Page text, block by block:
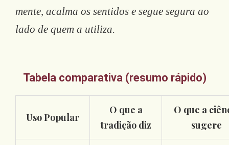
mente, acalma os sentidos e segue segura ao
lado de quem a utiliza.
Tabela comparativa (resumo rápido)
Uso Popular
O que a
tradição diz
O que a
sugere